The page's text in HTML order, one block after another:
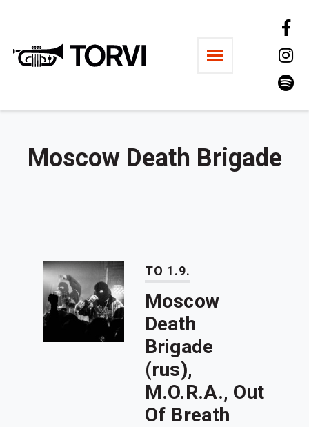
Ravintola Torvi
Moscow Death Brigade
TO 1.9.
Moscow
Death
Brigade
(rus),
M.O.R.A., Out
Of Breath